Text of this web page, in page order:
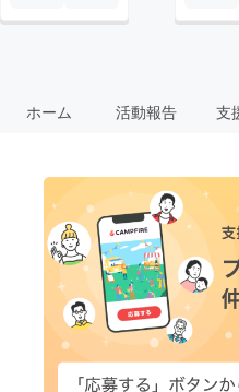
ホーム 活動報告 支